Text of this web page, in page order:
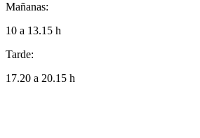
Mañanas:
10 a 13.15 h
Tarde:
17.20 a 20.15 h